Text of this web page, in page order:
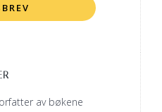
av bøkene